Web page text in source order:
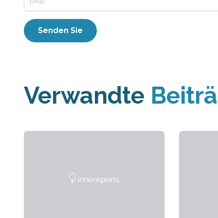
Verwandte